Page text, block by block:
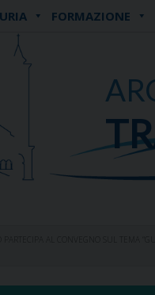
FORMAZIONE